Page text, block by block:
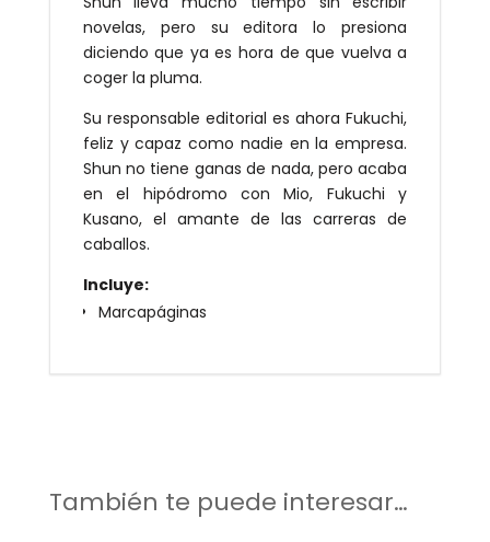
novelas, pero su editora lo presiona
diciendo que ya es hora de que vuelva a
coger la pluma.
Su responsable editorial es ahora Fukuchi,
feliz y capaz como nadie en la empresa.
Shun no tiene ganas de nada, pero acaba
en el hipódromo con Mio, Fukuchi y
Kusano, el amante de las carreras de
caballos.
Incluye:
Marcapáginas
También te puede interesar…